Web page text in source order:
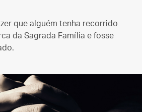
que alguém tenha recorrido
da Sagrada Família e fosse